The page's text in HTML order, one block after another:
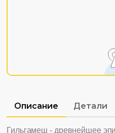
Описание Детали
Гильгамеш - древнейшее